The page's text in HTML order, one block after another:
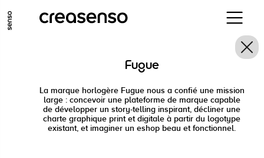
ALLER AU CONTENU PRINCIPAL
ALLER EN BAS DE PAGEFugue
La marque horlogère Fugue nous a confié une mission
large : concevoir une plateforme de marque capable
de développer un story-telling inspirant, décliner une
charte graphique print et digitale à partir du logotype
existant, et imaginer un eshop beau et fonctionnel.